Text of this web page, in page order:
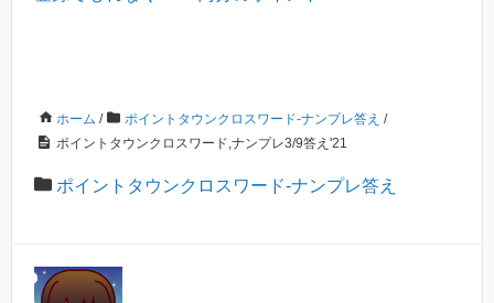
ホーム / ポイントタウンクロスワード-ナンプレ答え /
ポイントタウンクロスワード,ナンプレ3/9答え'21
ポイントタウンクロスワード-ナンプレ答え